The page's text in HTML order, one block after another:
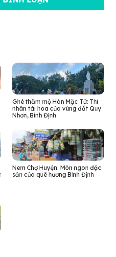
Ghé thăm mộ Hàn Mặc Tử: Thi
nhân tài hoa của vùng đất Quy
Nhơn, Bình Định
Nem Chợ Huyện: Món ngon đặc
sản của quê hương Bình Định